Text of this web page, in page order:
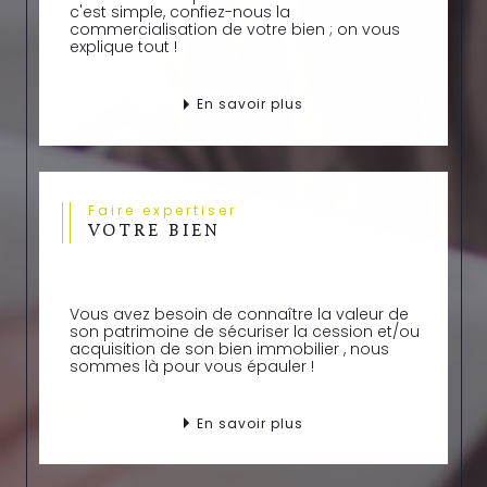
discuter de vos objectifs et bénéficier de
l’accompagnement d’une agence immobilière
rue Paul Cézanne.
c'est simple, confiez-nous la
commercialisation de votre bien ; on vous
explique tout !
En savoir plus
Faire expertiser
VOTRE BIEN
Vous avez besoin de connaître la valeur de
son patrimoine de sécuriser la cession et/ou
acquisition de son bien immobilier , nous
sommes là pour vous épauler !
En savoir plus